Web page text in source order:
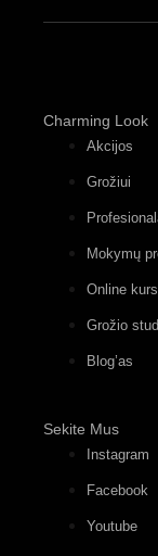
Charming Look
Akcijos
Grožiui
Mokymų
Online
Grožio
Blog’as
Sekite Mus
Instagram
Facebook
Youtube